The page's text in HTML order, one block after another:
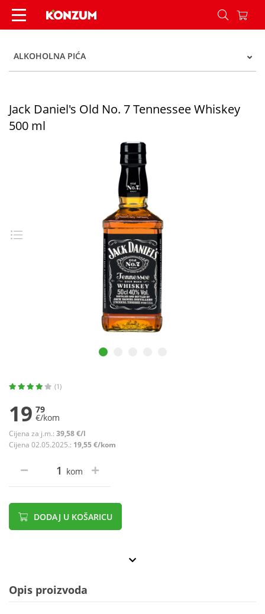
Jack Daniel's Old No. 7 Tennessee Whiskey 500
ALKOHOLNA PIĆA
Jack Daniel's Old No. 7 Tennessee Whiskey
500 ml
(1)
19 79
€/kom
Cijena za j.m.: 39,58 €/l
Cijena 02.05.2025.: 19,55 €/kom
kom
DODAJ U KOŠARICU
Opis proizvoda